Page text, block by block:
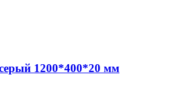
1200*400*20 мм